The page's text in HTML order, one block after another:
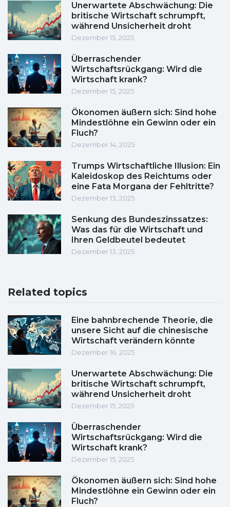
Unerwartete Abschwächung: Die
britische Wirtschaft schrumpft,
während Unsicherheit droht
Dezember 15, 2025
Überraschender
Wirtschaftsrückgang: Wird die
Wirtschaft krank?
Dezember 15, 2025
Ökonomen äußern sich: Sind hohe
Mindestlöhne ein Gewinn oder ein
Fluch?
Dezember 14, 2025
Trumps Wirtschaftliche Illusion: Ein
Kaleidoskop des Reichtums oder
eine Fata Morgana der Fehltritte?
Dezember 13, 2025
Senkung des Bundeszinssatzes:
Was das für die Wirtschaft und
Ihren Geldbeutel bedeutet
Dezember 13, 2025
Related topics
Eine bahnbrechende Theorie, die
unsere Sicht auf die chinesische
Wirtschaft verändern könnte
Dezember 16, 2025
Unerwartete Abschwächung: Die
britische Wirtschaft schrumpft,
während Unsicherheit droht
Dezember 15, 2025
Überraschender
Wirtschaftsrückgang: Wird die
Wirtschaft krank?
Dezember 15, 2025
Ökonomen äußern sich: Sind hohe
Mindestlöhne ein Gewinn oder ein
Fluch?